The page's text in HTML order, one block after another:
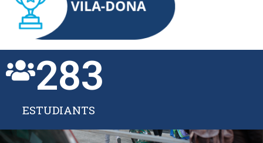
ESTUDIANTS
283